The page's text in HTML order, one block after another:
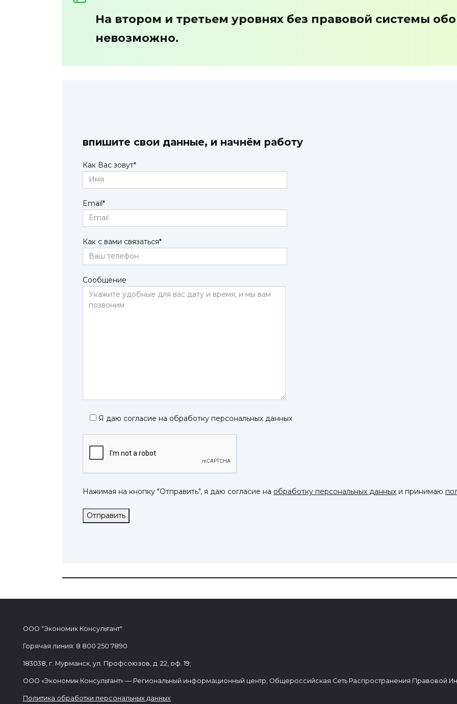
На втором и третьем уровнях без правовой системы
невозможно.
впишите свои данные, и начнём работу
Как Вас зовут*
Email*
Как с вами связаться*
Сообщение
Я даю согласие на обработку персональных данных
Нажимая на кнопку "Отправить", я даю согласие на обработку персональных данных и принимаю
Отправить
ООО "Экономик Консультант"
Горячая линия: 8 800 250 7890
183038, г. Мурманск, ул. Профсоюзов, д. 22, оф. 19;
ООО «Экономик Консультант» — Региональный информационный центр, Общероссийская Сеть Распространения Правовой
Политика обработки персональных данных